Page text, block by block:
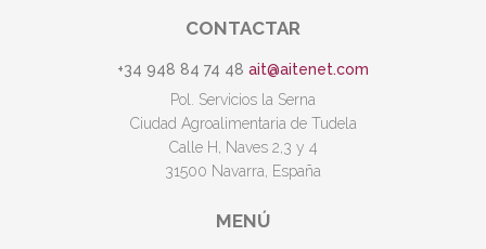
CONTACTAR
+34 948 84 74 48 ait@aitenet.com
Pol. Servicios la Serna
Ciudad Agroalimentaria de Tudela
Calle H, Naves 2,3 y 4
31500 Navarra, España
MENÚ